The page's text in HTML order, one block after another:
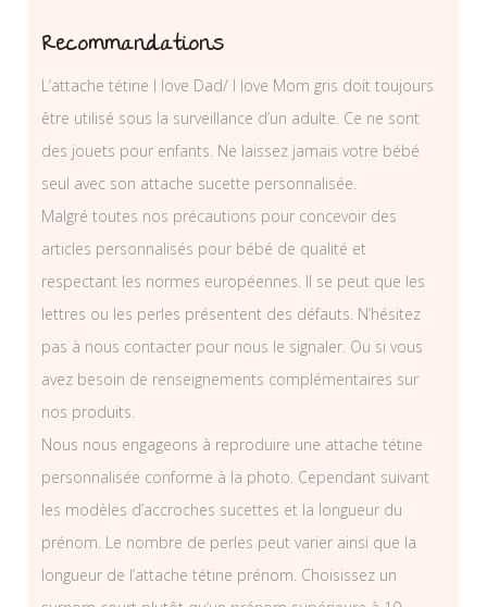
Recommandations
L’attache tétine I love Dad/ I love Mom gris doit toujours
être utilisé sous la surveillance d’un adulte. Ce ne sont
des jouets pour enfants. Ne laissez jamais votre bébé
seul avec son attache sucette personnalisée.
Malgré toutes nos précautions pour concevoir des
articles personnalisés pour bébé de qualité et
respectant les normes européennes. Il se peut que les
lettres ou les perles présentent des défauts. N’hésitez
pas à nous contacter pour nous le signaler. Ou si vous
avez besoin de renseignements complémentaires sur
nos produits.
Nous nous engageons à reproduire une attache tétine
personnalisée conforme à la photo. Cependant suivant
les modèles d’accroches sucettes et la longueur du
prénom. Le nombre de perles peut varier ainsi que la
longueur de l’attache tétine prénom. Choisissez un